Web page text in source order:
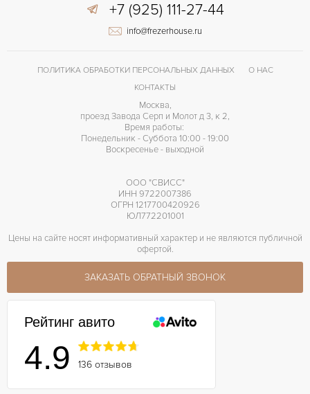
+7 (925) 111-27-44
info@frezerhouse.ru
ПОЛИТИКА ОБРАБОТКИ ПЕРСОНАЛЬНЫХ ДАННЫХ
О НАС
КОНТАКТЫ
Москва,
проезд Завода Серп и Молот д 3, к 2,
Время работы:
Понедельник - Суббота 10:00 - 19:00
Воскресенье - выходной
ООО "СВИСС"
ИНН 9722007386
ОГРН 1217700420926
ЮЛ772201001
Цены на сайте носят информативный характер и не являются публичной
офертой.
ЗАКАЗАТЬ ОБРАТНЫЙ ЗВОНОК
Рейтинг авито
4.9 136 отзывов